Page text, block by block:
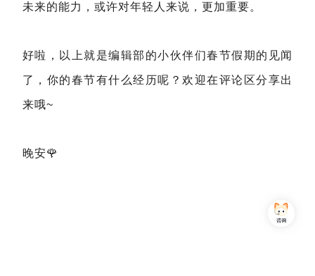
未来的能力，或许对年轻人来说，更加重要。
好啦，以上就是编辑部的小伙伴们春节假期的见闻
了，你的春节有什么经历呢？欢迎在评论区分享出
来哦~
晚安🌹